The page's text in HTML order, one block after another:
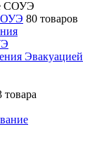
80 товаров
Эвакуацией
товара